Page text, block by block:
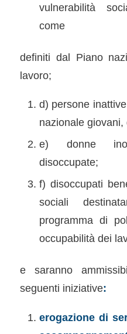
vulnerabilità
come
definiti dal Piano
lavoro;
d) persone
nazionale
e) donne
disoccupate;
f) disoccupati
sociali
programma di
occupabilità dei
e saranno
seguenti iniziative:
erogazione di